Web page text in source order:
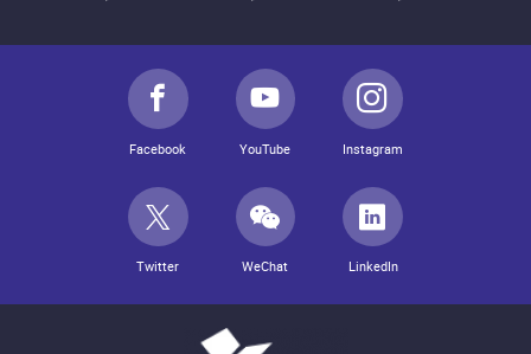
Facebook YouTube Instagram
Twitter WeChat LinkedIn